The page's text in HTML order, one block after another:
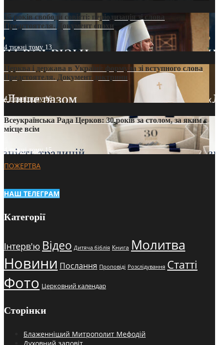
35 років свободи совісті: періодизація зі слова
Предстоятеля. Документ епохи
4 тижні тому 13
Церква і держава в Україні: формула зі вступного слова
Предстоятеля. Документ доктрини
4 тижні тому16
Всеукраїнська Рада Церков: 30 років за столом, за яким є
місце всім
4 тижні тому15
ПОЖЕРТВА
НАШ ТЕЛЕГРАМ
Категорії
Інтерв'ю Відео Дитяча біблія Книга Молитва
Новини Послання Проповіді Розслідування Статті
Фото Церковний календар
Сторінки
Блаженніший Митрополит Мефодій